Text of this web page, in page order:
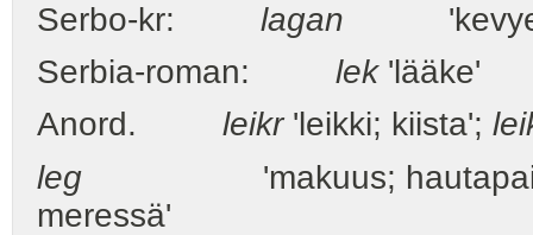
Serbo-kr: lagan
Serbia-roman: lek'lääke'
Anord. leikr'leikki; kiista';
leg 'makuus;
meressä'